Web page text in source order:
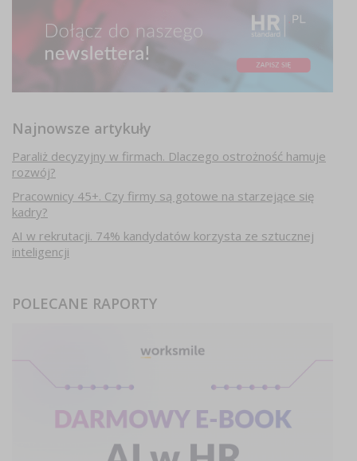
Najnowsze artykuły
Paraliż decyzyjny w firmach. Dlaczego ostrożność hamuje
rozwój?
Pracownicy 45+. Czy firmy są gotowe na starzejące się
kadry?
AI w rekrutacji. 74% kandydatów korzysta ze sztucznej
inteligencji
POLECANE RAPORTY